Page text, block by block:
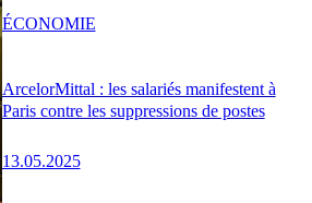
ArcelorMittal : les salariés manifestent à
Paris contre les suppressions de postes
13.05.2025
ÉCONOMIE